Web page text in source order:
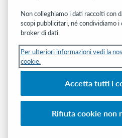
Ricevi gli ultimi
ricerche, eventi e molto altro
nella tua casella di posta.
Subscribe now
Non colleghiamo i dati raccolti con
scopi pubblicitari, né condividiamo
broker di dati.
Per ulteriori informazioni vedi la
cookie.
Accetta tutti i
Rifiuta cookie non